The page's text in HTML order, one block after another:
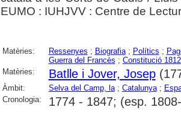
EUMO : IUHJVV : Centre de
Matèries: Ressenyes ; Biografia; Polítics ;
Guerra del Francès ; Constitució 1812
Matèries:
Batlle i Jover, Josep
Àmbit: Selva del Camp, la; Catalunya;
Cronologia:
1774 - 1847; (esp.